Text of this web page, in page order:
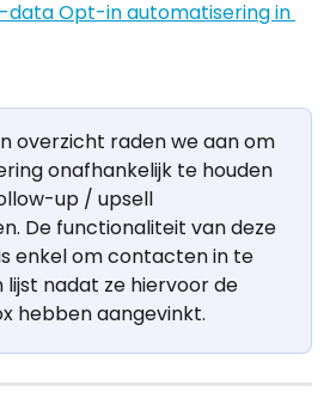
overzicht raden we aan om
onafhankelijk te houden
up / upsell
De functionaliteit van deze
enkel om contacten in te
lijst nadat ze hiervoor de
hebben aangevinkt.